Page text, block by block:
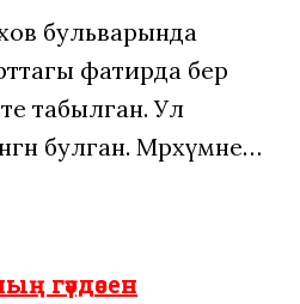
бульварында
фатирда бер
табылган. Ул
булган. Мәрхүмәне…
гәүдәсен